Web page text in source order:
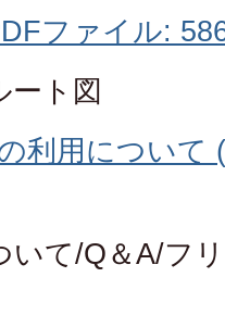
ファイル:
ート図
利用について
いて/Q＆A/フ